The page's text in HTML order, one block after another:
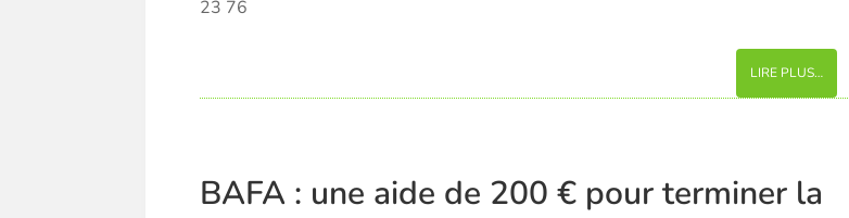
23 76
LIRE PLUS…
BAFA : une aide de 200 € pour terminer la